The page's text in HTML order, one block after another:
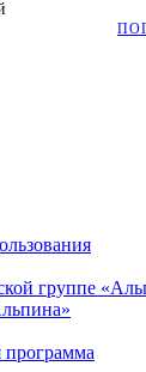
группе
программа